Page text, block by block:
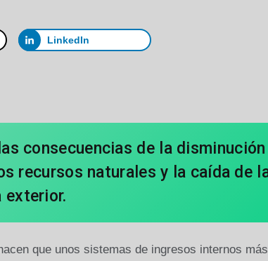
LinkedIn
consecuencias de la disminución
recursos naturales y la caída de
exterior.
que unos sistemas de ingresos internos más